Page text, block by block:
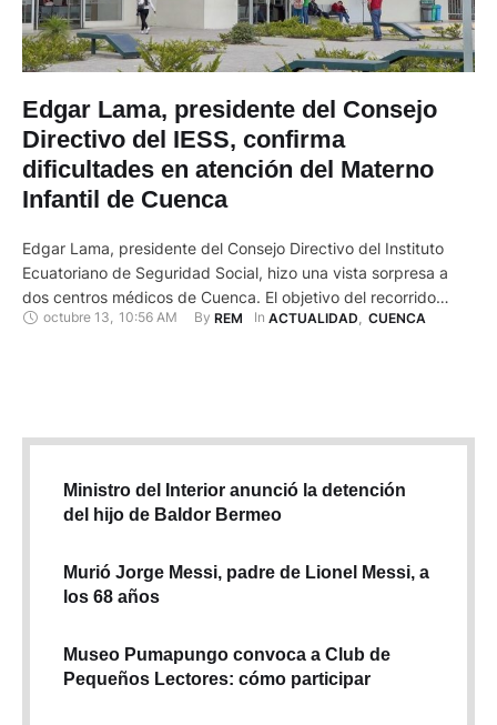
Edgar Lama, presidente del Consejo
Directivo del IESS, confirma
dificultades en atención del Materno
Infantil de Cuenca
Edgar Lama, presidente del Consejo Directivo del Instituto
Ecuatoriano de Seguridad Social, hizo una vista sorpresa a
dos centros médicos de Cuenca. El objetivo del recorrido
consistía en verificar la calidad de la atención a los usuarios.
octubre 13, 10:56 AM By REM In ACTUALIDAD CUENCA
Ministro del Interior anunció la detención
del hijo de Baldor Bermeo
Murió Jorge Messi, padre de Lionel Messi, a
los 68 años
Museo Pumapungo convoca a Club de
Pequeños Lectores: cómo participar